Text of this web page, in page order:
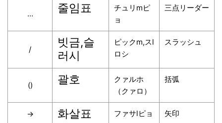
… 줄임표
チュリmピ
ョ
三点リーダー
/
빗금,슬
러시
ピックm,スl
ロシ
スラッシュ
() 괄호
クァルホ
（クァロ）
括弧
→ 화살표 ファサlピョ 矢印